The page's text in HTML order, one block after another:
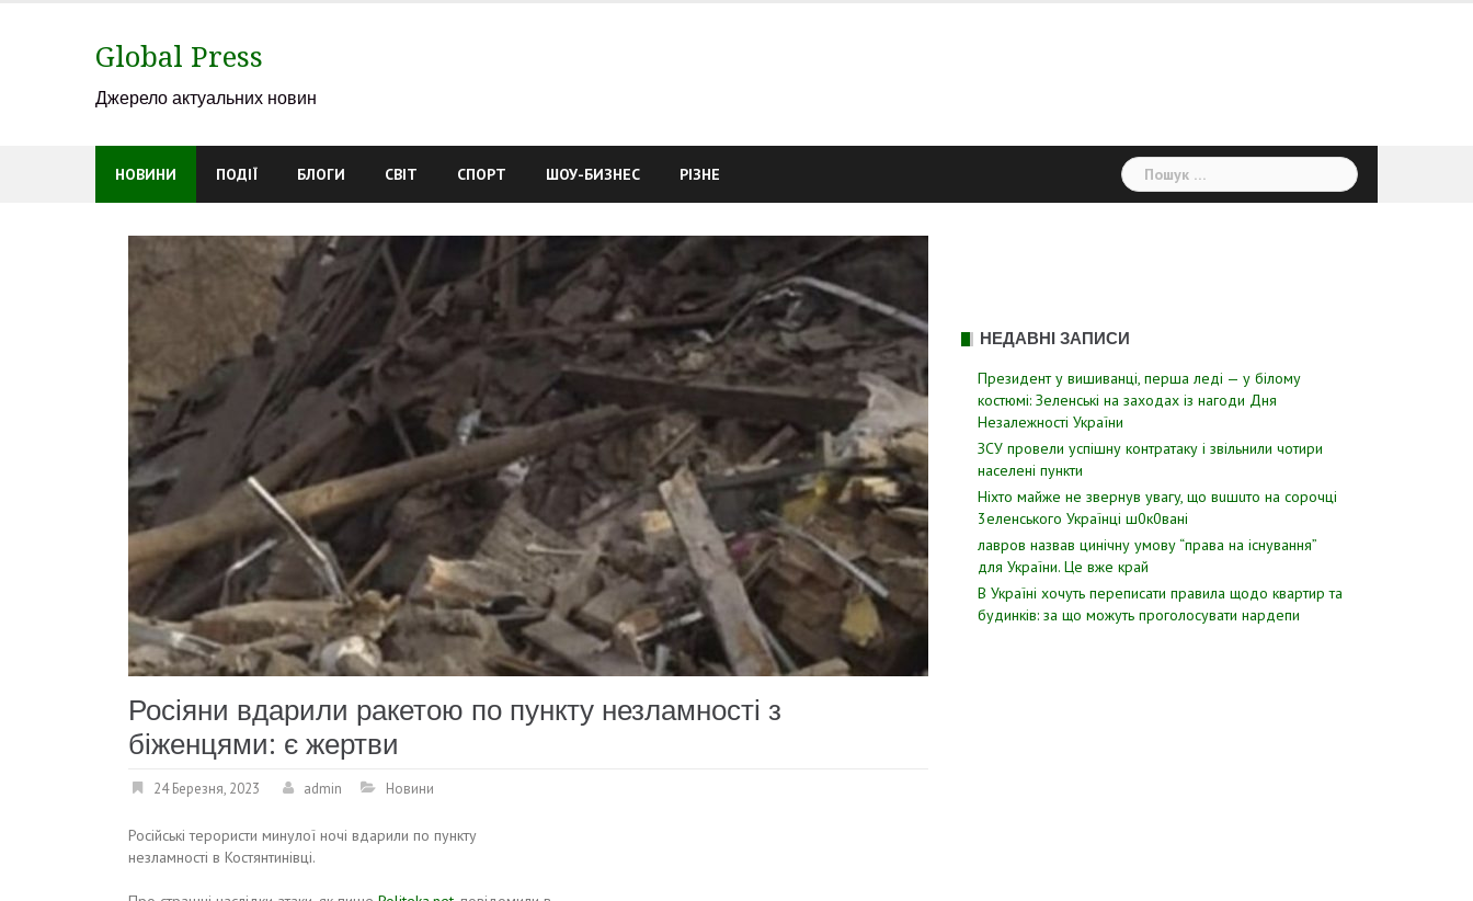
Global Press
Джерело актуальних новин
НОВИНИ ПОДІЇ БЛОГИ СВІТ СПОРТ ШОУ-БИЗНЕС РІЗНЕ Пошук:
Росіяни вдарили ракетою по пункту незламності з
біженцями: є жертви
24 Березня, 2023 admin Новини
Російські терористи минулої ночі вдарили по пункту
незламності в Костянтинівці.
НЕДАВНІ ЗАПИСИ
Президент у вишиванці, перша леді — у білому
костюмі: Зеленські на заходах із нагоди Дня
Незалежності України
ЗСУ пpовели уcпішну контратаку і звiльнили чотири
наcелені пyнкти
Hixтo мaйжe нe звepнyв yвaгy, щo вuшuтo нa copoчцi
3eлeнcькoгo Укpaїнцi ш0к0вaнi
лавров нaзвав цинiчну умoву “пpава на іcнування”
для Укpаїни. Цe вже кpай
В Україні хочуть переписати правила щодо квартир та
будинків: за що можуть проголосувати нардепи